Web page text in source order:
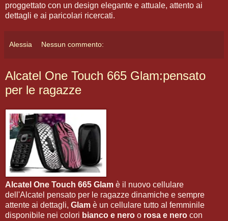
proggettato con un design elegante e attuale, attento ai
dettagli e ai paricolari ricercati.
Alessia Nessun commento:
Alcatel One Touch 665 Glam:pensato
per le ragazze
Alcatel One Touch 665 Glam è il nuovo cellulare
dell'Alcatel pensato per le ragazze dinamiche e sempre
attente ai dettagli, Glam è un cellulare tutto al femminile
disponibile nei colori bianco e nero o rosa e nero con